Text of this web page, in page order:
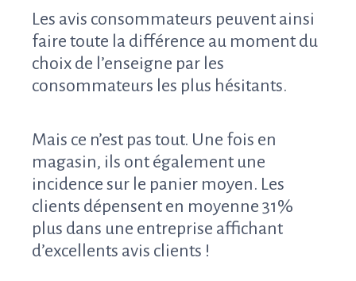
Les avis consommateurs peuvent ainsi
faire toute la différence au moment du
choix de l’enseigne par les
consommateurs les plus hésitants.
Mais ce n’est pas tout. Une fois en
magasin, ils ont également une
incidence sur le panier moyen. Les
clients dépensent en moyenne 31%
plus dans une entreprise affichant
d’excellents avis clients !